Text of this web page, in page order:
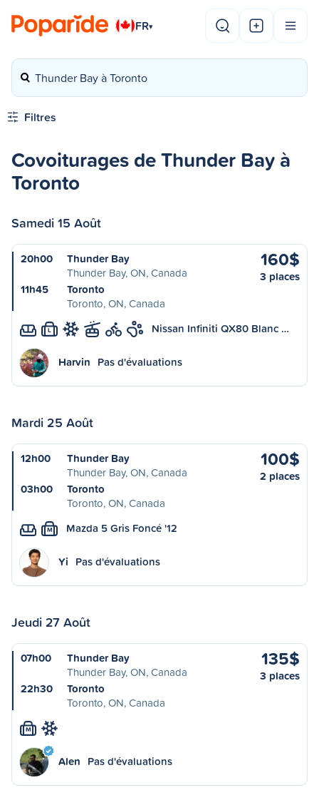
FR▾
Thunder Bay à Toronto
Filtres
Covoiturages de Thunder Bay à
Toronto
Samedi 15 Août
20h00
Thunder Bay
Thunder Bay, ON, Canada
11h45
Toronto
Toronto, ON, Canada
160$
3 places
L Nissan Infiniti QX80 Blanc …
Harvin Pas d'évaluations
Mardi 25 Août
12h00
Thunder Bay
Thunder Bay, ON, Canada
03h00
Toronto
Toronto, ON, Canada
100$
2 places
M Mazda 5 Gris Foncé '12
Yi Pas d'évaluations
Jeudi 27 Août
07h00
Thunder Bay
Thunder Bay, ON, Canada
22h30
Toronto
Toronto, ON, Canada
135$
3 places
M
Alen Pas d'évaluations